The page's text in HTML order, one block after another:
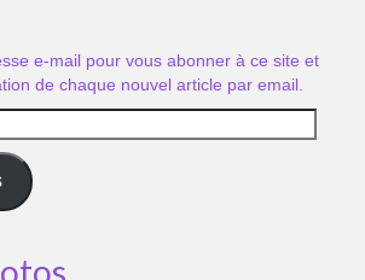
e-mail pour vous abonner à ce site et
de chaque nouvel article par email.